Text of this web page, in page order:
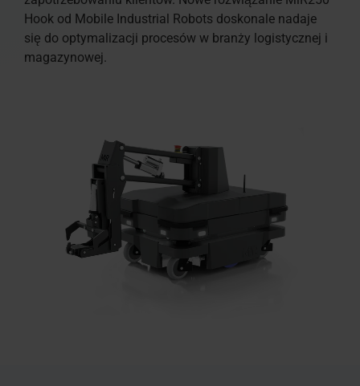
Hook od Mobile Industrial Robots doskonale nadaje
się do optymalizacji procesów w branży logistycznej i
magazynowej.